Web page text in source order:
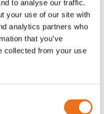
to analyse our traffic.
your use of our site with
analytics partners who
that you’ve
collected from your use
Lägg till i varukorg
kr (ex. moms)